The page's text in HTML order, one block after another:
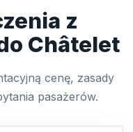
z
Châtelet
cenę, zasady
pasażerów.